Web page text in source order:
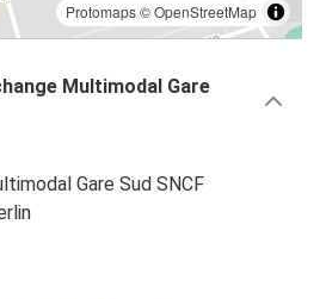
Protomaps©OpenStreetMap
Multimodal Gare
Gare Sud SNCF